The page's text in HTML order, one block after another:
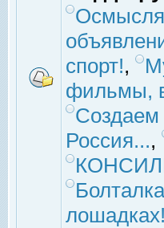
спорт!,
фильмы,
Создаем
Россия...,
Болталка
лошадках!